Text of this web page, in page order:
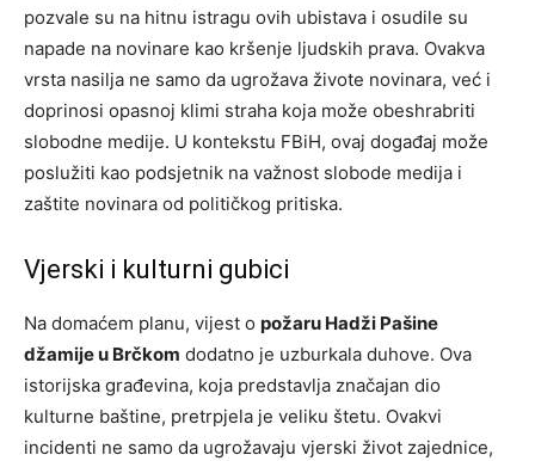
pozvale su na hitnu istragu ovih ubistava i osudile su
napade na novinare kao kršenje ljudskih prava. Ovakva
vrsta nasilja ne samo da ugrožava živote novinara, već i
doprinosi opasnoj klimi straha koja može obeshrabriti
slobodne medije. U kontekstu FBiH, ovaj događaj može
poslužiti kao podsjetnik na važnost slobode medija i
zaštite novinara od političkog pritiska.
Vjerski i kulturni gubici
Na domaćem planu, vijest o požaru Hadži Pašine
džamije u Brčkom dodatno je uzburkala duhove. Ova
istorijska građevina, koja predstavlja značajan dio
kulturne baštine, pretrpjela je veliku štetu. Ovakvi
incidenti ne samo da ugrožavaju vjerski život zajednice,